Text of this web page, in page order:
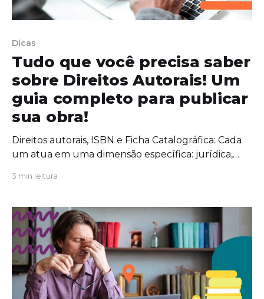
Dicas
Tudo que você precisa saber
sobre Direitos Autorais! Um
guia completo para publicar
sua obra!
Direitos autorais, ISBN e Ficha Catalográfica: Cada
um atua em uma dimensão específica: jurídica,
3 min leitura